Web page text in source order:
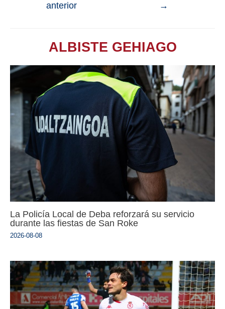
anterior
→
ALBISTE GEHIAGO
La Policía Local de Deba reforzará su servicio
durante las fiestas de San Roke
2026-08-08